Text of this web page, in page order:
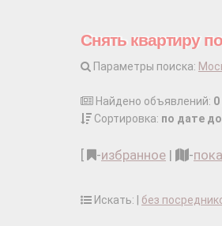
Снять квартиру
Параметры поиска:
Найдено объявлений: 0
Сортировка: по дате
-избранное | -
Искать: | без